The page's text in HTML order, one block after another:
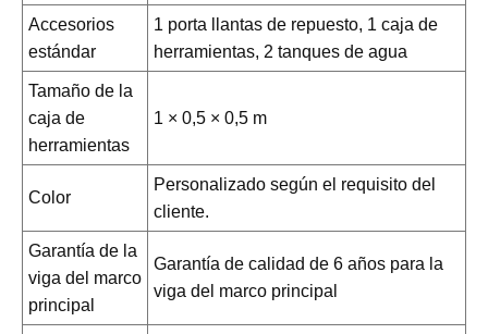
Accesorios
estándar
1 porta llantas de repuesto, 1 caja de
herramientas, 2 tanques de agua
Tamaño de la
caja de
herramientas
1 × 0,5 × 0,5 m
Color
Personalizado según el requisito del
cliente.
Garantía de la
viga del marco
principal
Garantía de calidad de 6 años para la
viga del marco principal